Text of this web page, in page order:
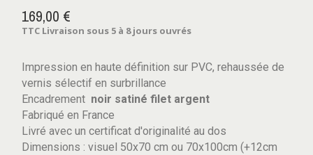
169,00 €
TTC Livraison sous 5 à 8 jours ouvrés
Impression en haute définition sur PVC, rehaussée de
vernis sélectif en surbrillance
Encadrement noir satiné filet argent
Fabriqué en France
Livré avec un certificat d'originalité au dos
Dimensions : visuel 50x70 cm ou 70x100cm (+12cm